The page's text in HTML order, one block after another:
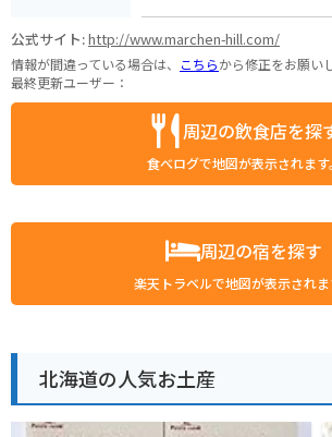
公式サイト:http://www.marchen-hill.com/
情報が間違っている場合は、 こちらから修正をお願い
最終更新ユーザー：
周辺の飲食店を探
食べログで地図が表示されます。
周辺の宿を探す
楽天トラベルで地図が表示されま
北海道の人気お土産